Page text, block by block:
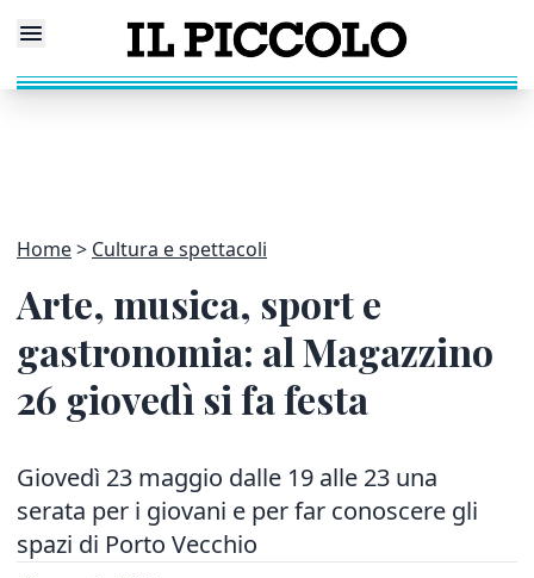
Home Cultura e spettacoli
Arte, musica, sport e
gastronomia: al Magazzino
26 giovedì si fa festa
Giovedì 23 maggio dalle 19 alle 23 una
serata per i giovani e per far conoscere gli
spazi di Porto Vecchio